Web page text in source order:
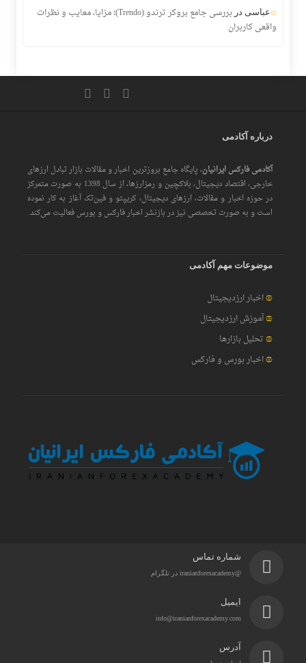
عباسی در
بررسی جامع بروکر ترندو (Trendo)؛ مزایا، معایب و نظرات
واقعی کاربران
درباره آکادمی
آکادمی فارکس ایرانیان، پایگاه جامع بروزترین اخبار و مقالات بازار تبادل ارزهای
خارجی، اقتصاد دیجیتال، بلاکچین و رمزارزها، از سال 1398 به صورت متمرکز
در حوزه اخبار و مقالات، ارزهای‌ دیجیتال، کریپتو و فین‌تک آغاز به کار نموده
است و به صورت تخصصی نیز در بازنشر اخبار فارکس و بورس فعالیت می‌کند.
موضوعات مهم آکادمی
اخبار ارزدیجیتال
آموزش ارزدیجیتال
تحلیل بازارها
اخبار بورس و فارکس
شماره تماس
@iranianforexacademy در تلگرام
ایمیل
info@iranianforexacademy.com
آدرس